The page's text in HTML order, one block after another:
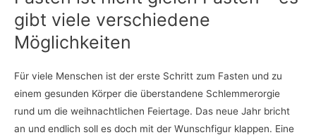
gibt viele verschiedene
Möglichkeiten
Für viele Menschen ist der erste Schritt zum Fasten und zu
einem gesunden Körper die überstandene Schlemmerorgie
rund um die weihnachtlichen Feiertage. Das neue Jahr bricht
an und endlich soll es doch mit der Wunschfigur klappen. Eine